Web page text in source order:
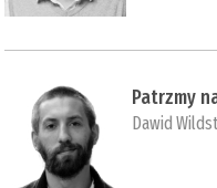
Patrzmy
Dawid